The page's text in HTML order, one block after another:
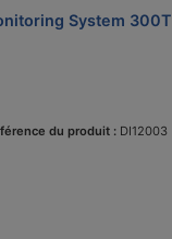
System 300T
du produit : DI12003